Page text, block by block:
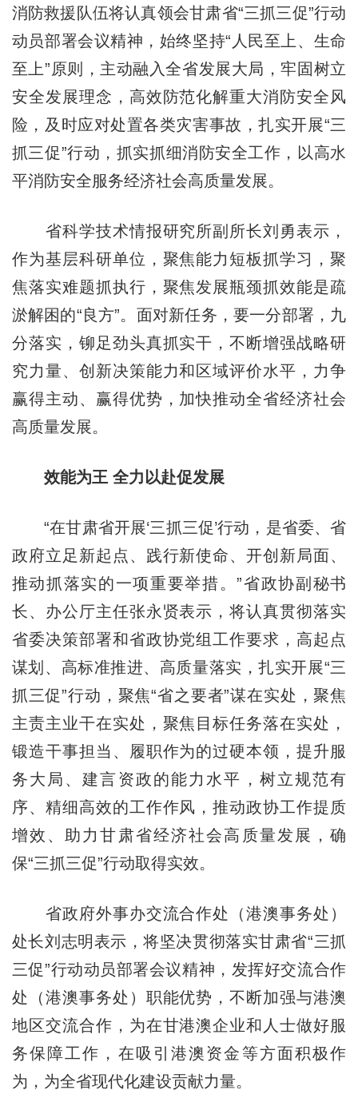
消防救援队伍将认真领会甘肃省“三抓三促”行动
动员部署会议精神，始终坚持“人民至上、生命
至上”原则，主动融入全省发展大局，牢固树立
安全发展理念，高效防范化解重大消防安全风
险，及时应对处置各类灾害事故，扎实开展“三
抓三促”行动，抓实抓细消防安全工作，以高水
平消防安全服务经济社会高质量发展。
省科学技术情报研究所副所长刘勇表示，
作为基层科研单位，聚焦能力短板抓学习，聚
焦落实难题抓执行，聚焦发展瓶颈抓效能是疏
淤解困的“良方”。面对新任务，要一分部署，九
分落实，铆足劲头真抓实干，不断增强战略研
究力量、创新决策能力和区域评价水平，力争
赢得主动、赢得优势，加快推动全省经济社会
高质量发展。
效能为王 全力以赴促发展
“在甘肃省开展‘三抓三促’行动，是省委、省
政府立足新起点、践行新使命、开创新局面、
推动抓落实的一项重要举措。”省政协副秘书
长、办公厅主任张永贤表示，将认真贯彻落实
省委决策部署和省政协党组工作要求，高起点
谋划、高标准推进、高质量落实，扎实开展“三
抓三促”行动，聚焦“省之要者”谋在实处，聚焦
主责主业干在实处，聚焦目标任务落在实处，
锻造干事担当、履职作为的过硬本领，提升服
务大局、建言资政的能力水平，树立规范有
序、精细高效的工作作风，推动政协工作提质
增效、助力甘肃省经济社会高质量发展，确
保“三抓三促”行动取得实效。
省政府外事办交流合作处（港澳事务处）
处长刘志明表示，将坚决贯彻落实甘肃省“三抓
三促”行动动员部署会议精神，发挥好交流合作
处（港澳事务处）职能优势，不断加强与港澳
地区交流合作，为在甘港澳企业和人士做好服
务保障工作，在吸引港澳资金等方面积极作
为，为全省现代化建设贡献力量。